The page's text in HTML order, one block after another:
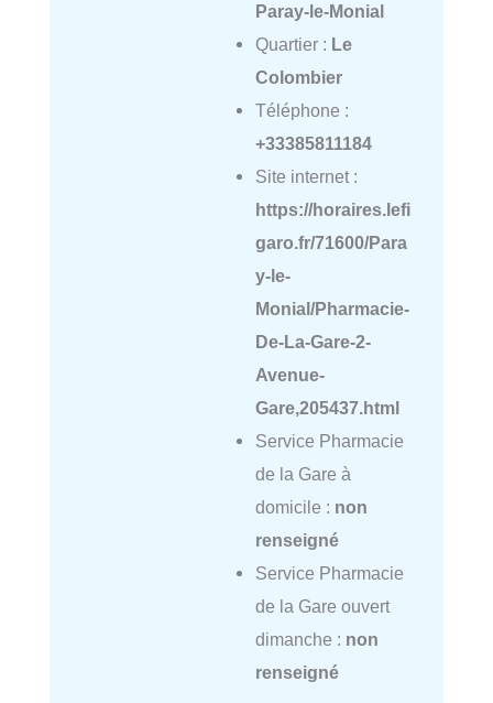
Paray-le-Monial
Quartier : Le
Colombier
Téléphone :
+33385811184
Site internet :
https://horaires.lefi
garo.fr/71600/Para
y-le-
Monial/Pharmacie-
De-La-Gare-2-
Avenue-
Gare,205437.html
Service Pharmacie
de la Gare à
domicile : non
renseigné
Service Pharmacie
de la Gare ouvert
dimanche : non
renseigné